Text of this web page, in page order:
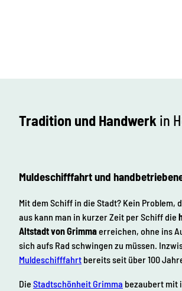
Tradition und Handwerk in
Muldeschifffahrt und
Mit dem Schiff in die Stadt? Kein Problem,
aus kann man in kurzer Zeit per Schiff die
Altstadt von Grimmaerreichen, ohne ins
sich aufs Rad schwingen zu müssen.
Muldeschifffahrt bereits seit über 100
Die Stadtschönheit Grimma bezaubert mit